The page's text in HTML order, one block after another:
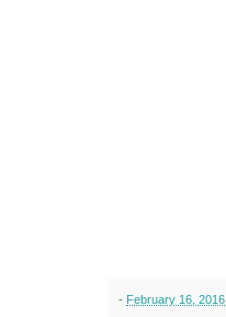
- February 16, 2016